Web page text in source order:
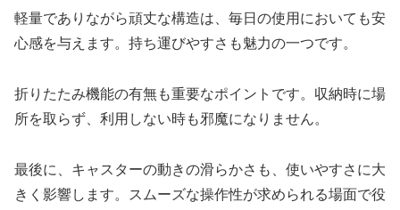
軽量でありながら頑丈な構造は、毎日の使用においても安
心感を与えます。持ち運びやすさも魅力の一つです。
折りたたみ機能の有無も重要なポイントです。収納時に場
所を取らず、利用しない時も邪魔になりません。
最後に、キャスターの動きの滑らかさも、使いやすさに大
きく影響します。スムーズな操作性が求められる場面で役